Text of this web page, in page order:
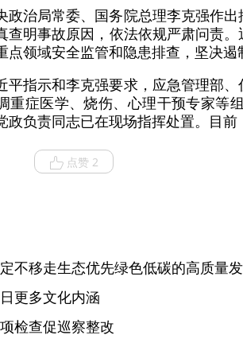
政治局常委、国务院总理李克强作
查明事故原因，依法依规严肃问责
点领域安全监管和隐患排查，坚决遏
平指示和李克强要求，应急管理部
重症医学、烧伤、心理干预专家等
政负责同志已在现场指挥处置。目
点赞 2
更多文化内涵
检查促巡察整改